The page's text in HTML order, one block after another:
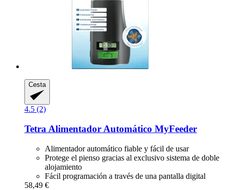
Cesta
4.5 (2)
Tetra Alimentador Automático MyFeeder
Alimentador automático fiable y fácil de usar
Protege el pienso gracias al exclusivo sistema de doble
alojamiento
Fácil programación a través de una pantalla digital
58,49 €